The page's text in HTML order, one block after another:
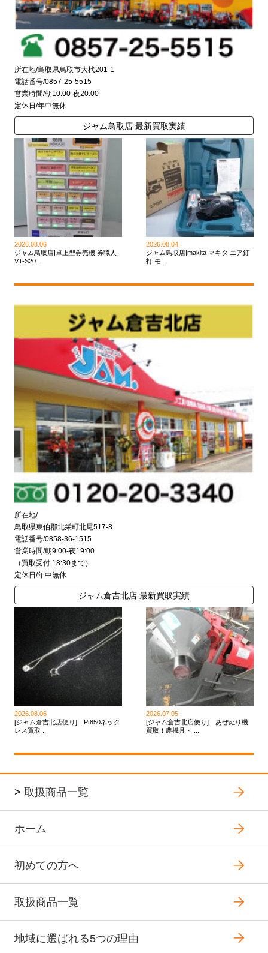
所在地/鳥取県鳥取市大杙201-1
電話番号/0857-25-5515
営業時間/朝10:00-夜20:00
定休日/年中無休
ジャム鳥取店 最新買取実績
2026.08.06
ジャム鳥取店|卓上型券売機 券職人
VT-S20 ...
2026.08.04
ジャム鳥取店|makita マキタ エア釘
打 モ ...
所在地/
鳥取県東伯郡北栄町北尾517-8
電話番号/0858-36-1515
営業時間/朝9:00-夜19:00
（買取受付 18:30まで）
定休日/年中無休
ジャム倉吉北店 最新買取実績
2026.08.06
[ジャム倉吉北店便り] Pt850ネック
レス買取 ...
2026.07.05
[ジャム倉吉北店便り] あぜぬり機
買取！農機具・ ...
> 取扱商品一覧
ホーム
初めての方へ
取扱商品一覧
地域に選ばれる5つの理由